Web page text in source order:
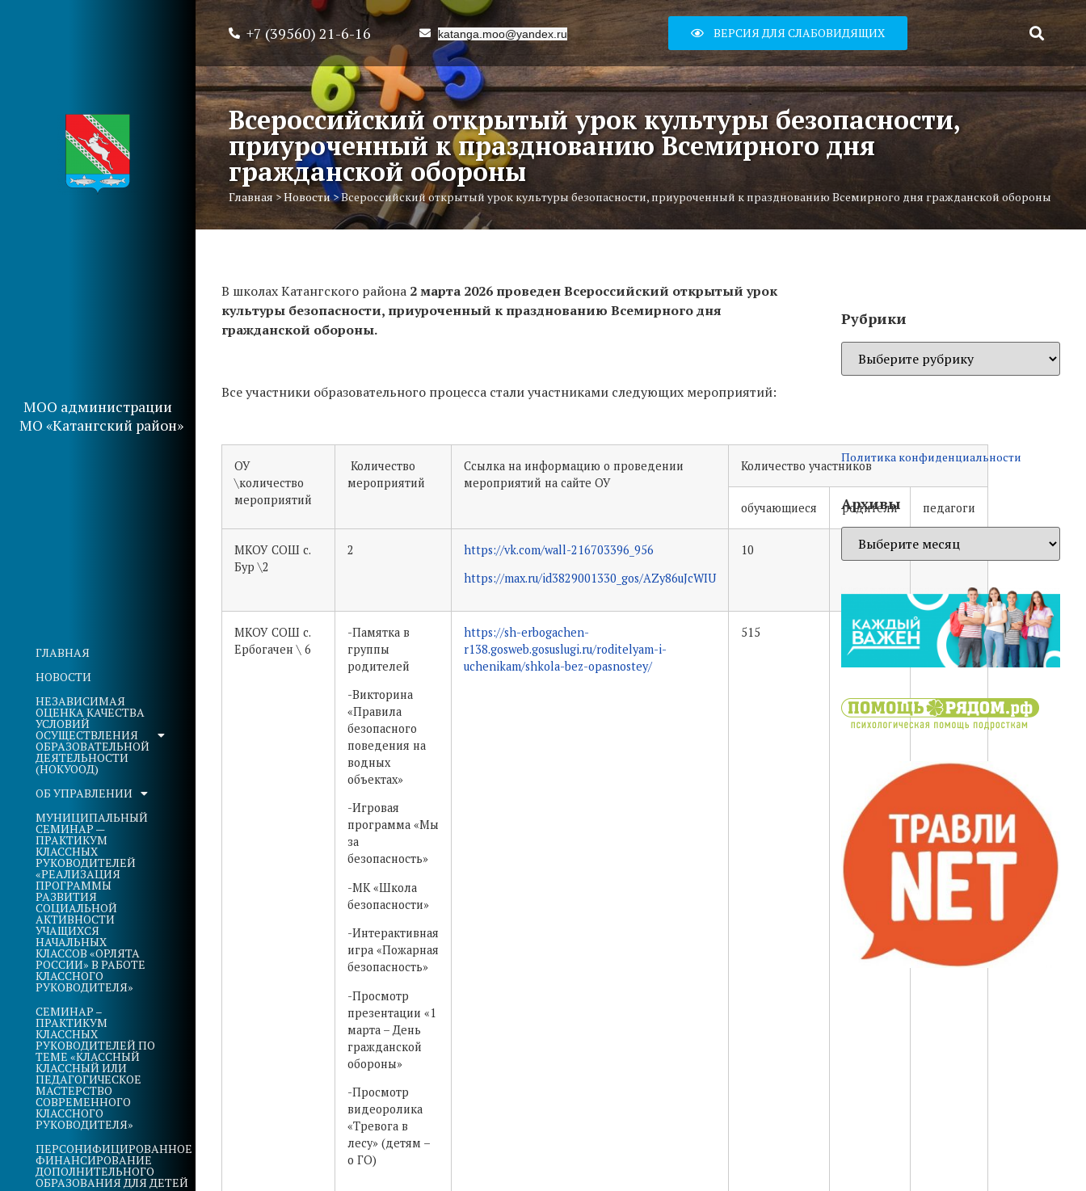
МОО администрации
МО «Катангский район»
ГЛАВНАЯ
НОВОСТИ
НЕЗАВИСИМАЯ
ОЦЕНКА КАЧЕСТВА
УСЛОВИЙ
ОСУЩЕСТВЛЕНИЯ
ОБРАЗОВАТЕЛЬНОЙ
ДЕЯТЕЛЬНОСТИ
(НОКУООД)
ОБ УПРАВЛЕНИИ
МУНИЦИПАЛЬНЫЙ
СЕМИНАР —
ПРАКТИКУМ
КЛАССНЫХ
РУКОВОДИТЕЛЕЙ
«РЕАЛИЗАЦИЯ
ПРОГРАММЫ
РАЗВИТИЯ
СОЦИАЛЬНОЙ
АКТИВНОСТИ
УЧАЩИХСЯ
НАЧАЛЬНЫХ
КЛАССОВ «ОРЛЯТА
РОССИИ» В РАБОТЕ
КЛАССНОГО
РУКОВОДИТЕЛЯ»
СЕМИНАР –
ПРАКТИКУМ
КЛАССНЫХ
РУКОВОДИТЕЛЕЙ ПО
ТЕМЕ «КЛАССНЫЙ
КЛАССНЫЙ ИЛИ
ПЕДАГОГИЧЕСКОЕ
МАСТЕРСТВО
СОВРЕМЕННОГО
КЛАССНОГО
РУКОВОДИТЕЛЯ»
ПЕРСОНИФИЦИРОВАННОЕ
ФИНАНСИРОВАНИЕ
ДОПОЛНИТЕЛЬНОГО
ОБРАЗОВАНИЯ ДЛЯ ДЕТЕЙ
+7 (39560) 21-6-16 katanga.moo@yandex.ru ВЕРСИЯ ДЛЯ СЛАБОВИДЯЩИХ
Всероссийский открытый урок культуры безопасности,
приуроченный к празднованию Всемирного дня
гражданской обороны
Главная>Новости>Всероссийский открытый урок культуры безопасности, приуроченный к празднованию Всемирного дня гражданской обороны
В школах Катангского района 2 марта 2026 проведен Всероссийский открытый урок
культуры безопасности, приуроченный к празднованию Всемирного дня
гражданской обороны.
Все участники образовательного процесса стали участниками следующих мероприятий:
ОУ
\количество
мероприятий
Количество
мероприятий
Ссылка на информацию о проведении
мероприятий на сайте ОУ
Количество участников
обучающиеся родители педагоги
МКОУ СОШ с.
Бур \2
2
https://vk.com/wall-216703396_956
https://max.ru/id3829001330_gos/AZy86uJcWIU
10 2
МКОУ СОШ с.
Ербогачен \ 6
-Памятка в
группы
родителей
-Викторина
«Правила
безопасного
поведения на
водных
объектах»
-Игровая
программа «Мы
за
безопасность»
-МК «Школа
безопасности»
-Интерактивная
игра «Пожарная
безопасность»
-Просмотр
презентации «1
марта – День
гражданской
обороны»
-Просмотр
видеоролика
«Тревога в
лесу» (детям –
о ГО)
https://sh-erbogachen-
r138.gosweb.gosuslugi.ru/roditelyam-i-
uchenikam/shkola-bez-opasnostey/
515 265
Рубрики
Политика конфиденциальности
Архивы